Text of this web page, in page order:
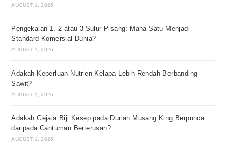
AUGUST 1, 2026
Pengekalan 1, 2 atau 3 Sulur Pisang: Mana Satu Menjadi
Standard Komersial Dunia?
AUGUST 1, 2026
Adakah Keperluan Nutrien Kelapa Lebih Rendah Berbanding
Sawit?
AUGUST 1, 2026
Adakah Gejala Biji Kesep pada Durian Musang King Berpunca
daripada Cantuman Berterusan?
AUGUST 1, 2026